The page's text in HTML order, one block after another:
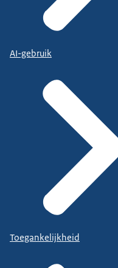
AI-gebruik
Toegankelijkheid